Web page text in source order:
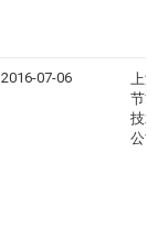
2016-07-06
上海
节能
技术
公司